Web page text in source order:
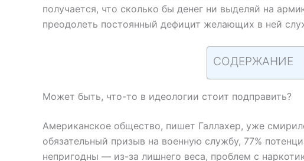
получается, что сколько бы денег ни выделяй на
преодолеть постоянный дефицит желающих в ней
СОДЕРЖАНИЕ
Может быть, что-то в идеологии стоит подправить?
Американское общество, пишет Галлахер, уже
обязательный призыв на военную службу, 77%
непригодны — из-за лишнего веса, проблем с